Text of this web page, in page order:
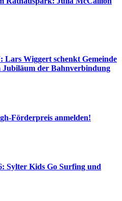
Lars Wiggert schenkt Gemeinde
Jubiläum der Bahnverbindung
Förderpreis anmelden!
Sylter Kids Go Surfing und